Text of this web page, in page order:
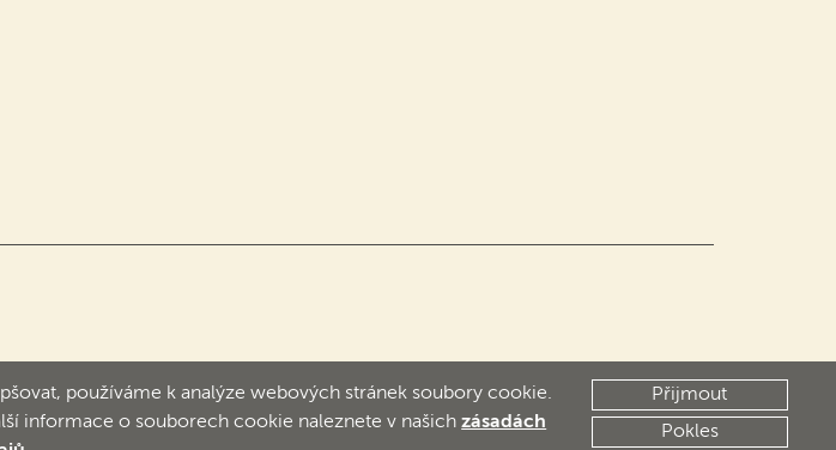
používáme k analýze webových stránek soubory cookie.
informace o souborech cookie naleznete v našichzásadách
Přijmout
Pokles